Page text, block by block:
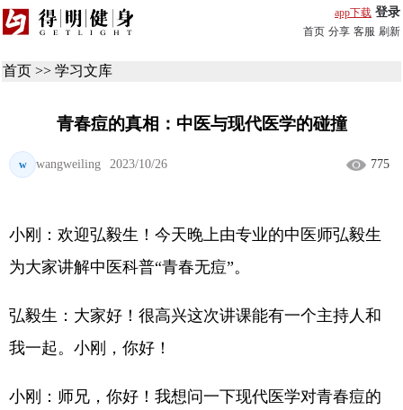
app下载 登录
首页 分享 客服 刷新
首页 >> 学习文库
青春痘的真相：中医与现代医学的碰撞
w wangweiling 2023/10/26 775
小刚：欢迎弘毅生！今天晚上由专业的中医师弘毅生
为大家讲解中医科普“青春无痘”。
弘毅生：大家好！很高兴这次讲课能有一个主持人和
我一起。小刚，你好！
小刚：师兄，你好！我想问一下现代医学对青春痘的